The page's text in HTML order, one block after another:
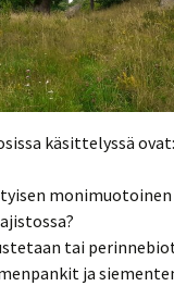
käsittelyssä ovat:
monimuotoinen
tai
ja